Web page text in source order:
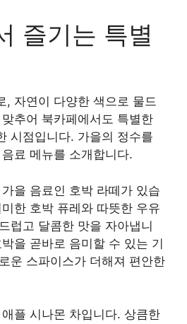
즐기는 특별
, 자연이 다양한 색으로 물드
추어 북카페에서도 특별한
시점입니다. 가을의 정수를
료 메뉴를 소개합니다.
을 음료인 호박 라떼가 있습
한 호박 퓨레와 따뜻한 우유
럽고 달콤한 맛을 자아냅니
을 곧바로 음미할 수 있는 기
운 스파이스가 더해져 편안한
플 시나몬 차입니다. 상큼한